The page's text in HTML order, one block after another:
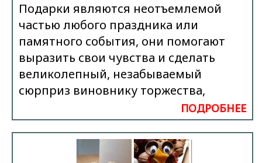
Подарки являются неотъемлемой
частью любого праздника или
памятного события, они помогают
выразить свои чувства и сделать
великолепный, незабываемый
сюрприз виновнику торжества,
ПОДРОБНЕЕ